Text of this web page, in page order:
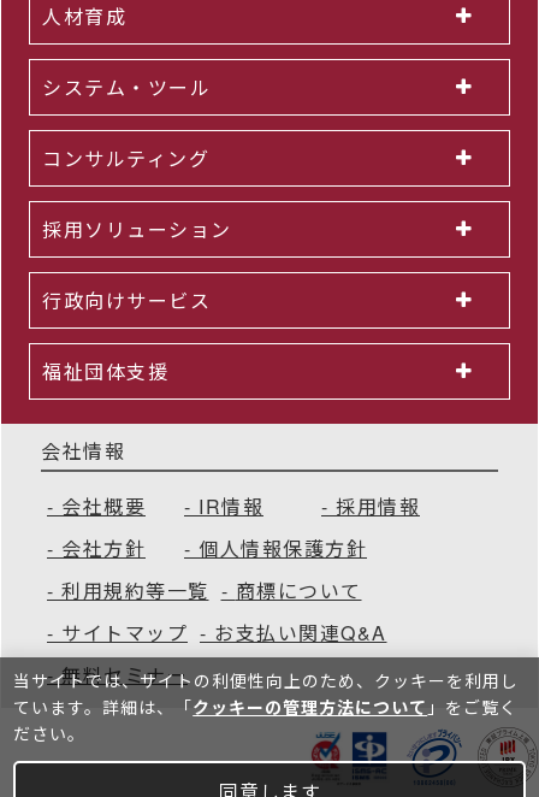
人材育成
システム・ツール
コンサルティング
採用ソリューション
行政向けサービス
福祉団体支援
会社情報
会社概要
IR情報
採用情報
会社方針
個人情報保護方針
利用規約等一覧
商標について
サイトマップ
お支払い関連Q&A
無料セミナー
当サイトでは、サイトの利便性向上のため、クッキーを利⽤し
ています。詳細は、「クッキーの管理方法について 」をご覧く
ださい。
同意します